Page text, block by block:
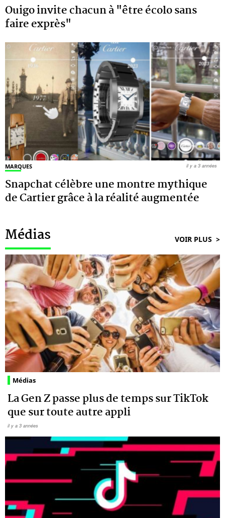
Ouigo invite chacun à "être écolo sans
faire exprès"
MARQUES
Snapchat célèbre une montre mythique
de Cartier grâce à la réalité augmentée
il y a 3 années
Médias VOIR PLUS
Médias
La Gen Z passe plus de temps sur TikTok
que sur toute autre appli
il y a 3 années